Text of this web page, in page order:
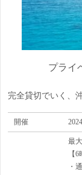
プライ
完全貸切でいく、
開催
最
【
・